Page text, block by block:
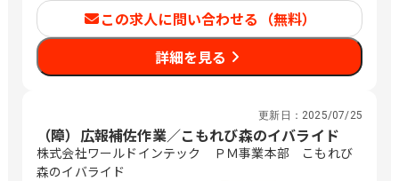
この求人に問い合わせる（無料）
詳細を見る
更新日： 2025/07/25
（障）広報補佐作業／こもれび森のイバライド
株式会社ワールドインテック ＰＭ事業本部 こもれび
森のイバライド